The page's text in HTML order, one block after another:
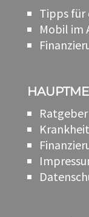
Tipps für
Mobil im
Ratgeber